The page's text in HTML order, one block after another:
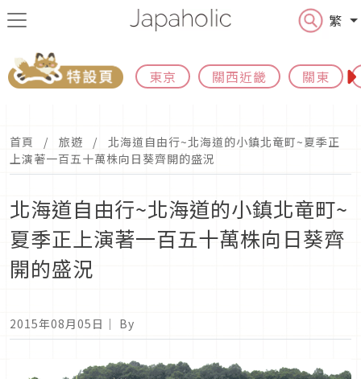
繁
東京 關西近畿 關東
首頁 旅遊
北海道自由行~北海道的小鎮北竜町~夏季正
上演著一百五十萬株向日葵齊開的盛況
北海道自由行~北海道的小鎮北竜町~
夏季正上演著一百五十萬株向日葵齊
開的盛況
2015年08月05日 ｜ By